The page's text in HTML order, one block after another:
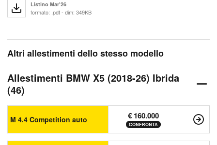
Listino Mar'26
formato: .pdf - dim: 349KB
Altri allestimenti dello stesso modello
Allestimenti BMW X5 (2018-26) Ibrida
(46)
M 4.4 Competition auto € 160.000
CONFRONTA